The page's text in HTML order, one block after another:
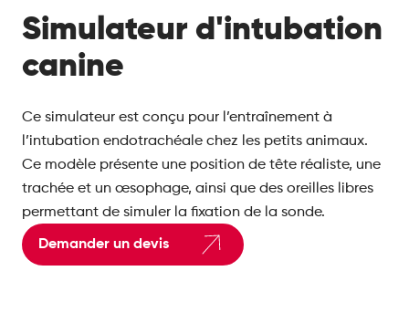
Simulateur d'intubation
canine
Ce simulateur est conçu pour l’entraînement à
l’intubation endotrachéale chez les petits animaux.
Ce modèle présente une position de tête réaliste, une
trachée et un œsophage, ainsi que des oreilles libres
permettant de simuler la fixation de la sonde.
Demander un devis